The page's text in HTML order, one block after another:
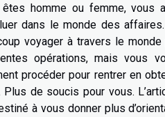
homme ou femme, vous
dans le monde des
voyager à travers le
opérations, mais vous
procéder pour rentrer en
Plus de soucis pour vous.
à vous donner plus